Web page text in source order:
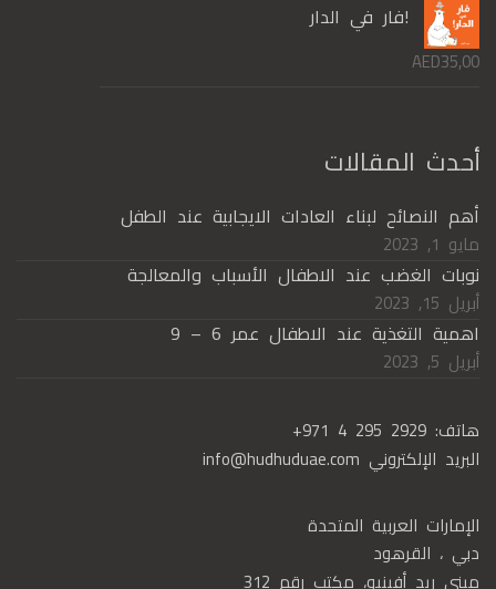
!فار في الدار
AED35,00
أحدث المقالات
أهم النصائح لبناء العادات الايجابية عند الطفل
مايو 1, 2023
نوبات الغضب عند الاطفال الأسباب والمعالجة
أبريل 15, 2023
اهمية التغذية عند الاطفال عمر 6 – 9
أبريل 5, 2023
هاتف: +971 4 295 2929
البريد الإلكتروني info@hudhuduae.com
الإمارات العربية المتحدة
دبي ، القرهود
مبنى ريد أفينيو، مكتب رقم 312